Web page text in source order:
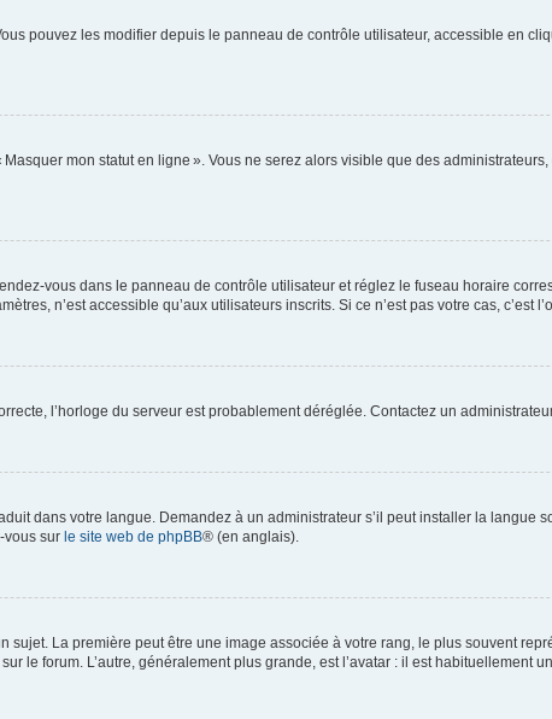
pouvez les modifier depuis le panneau de contrôle utilisateur, accessible en
mon statut en ligne ». Vous ne serez alors visible que des
vous dans le panneau de contrôle utilisateur et réglez le fuseau horaire
n’est accessible qu’aux utilisateurs inscrits. Si ce n’est pas votre cas, c’est
l’horloge du serveur est probablement déréglée. Contactez un
dans votre langue. Demandez à un administrateur s’il peut installer la langue
vous sur le site web de phpBB® (en anglais).
La première peut être une image associée à votre rang, le plus souvent
le forum. L’autre, généralement plus grande, est l’avatar : il est habituellement